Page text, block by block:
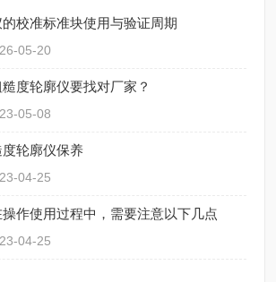
校准标准块使用与验证周期
05-20
度轮廓仪要找对厂家？
05-08
轮廓仪保养
04-25
作使用过程中，需要注意以下几点
04-25